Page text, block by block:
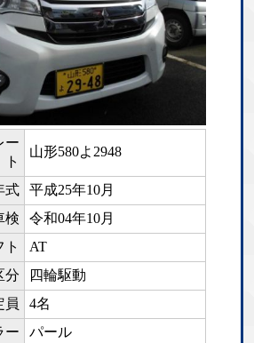
ー
ト
山形580よ2948
式
平成25年10月
検
令和04年10月
ト
AT
分
四輪駆動
員
4名
ー
パール